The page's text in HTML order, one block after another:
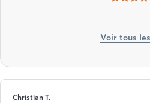
Voir tous
Christian T.